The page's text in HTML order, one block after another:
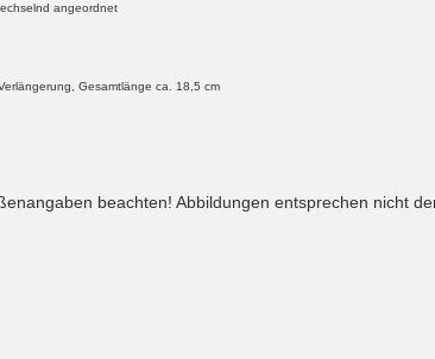
angeordnet
Gesamtlänge ca. 18,5 cm
beachten! Abbildungen entsprechen nicht